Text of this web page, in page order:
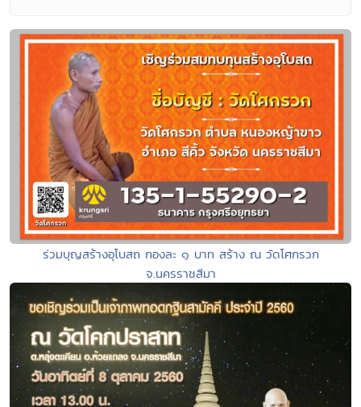
ร่วมบุญสร้างอุโบสถ กองละ ๑ บาท สร้าง ณ วัดโศกรวก
จ.นครราชสีมา